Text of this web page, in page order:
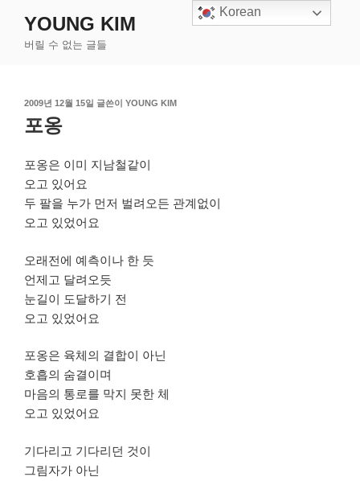
YOUNG KIM
버릴 수 없는 글들
작
성
일
2009년 12월 15일 글쓴이 YOUNG KIM
포옹
포옹은 이미 지남철같이
오고 있어요
두 팔을 누가 먼저 벌려오든 관계없이
오고 있었어요
오래전에 예측이나 한 듯
언제고 달려오듯
눈길이 도달하기 전
오고 있었어요
포옹은 육체의 결합이 아닌
호흡의 숨결이며
마음의 통로를 막지 못한 체
오고 있었어요
기다리고 기다리던 것이
그림자가 아닌
Korean